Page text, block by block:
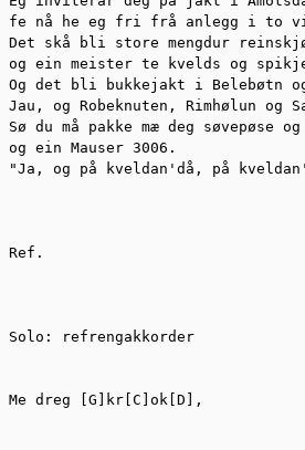
fe nå he eg fri frå anlegg i to
Det skå bli store mengdur
og ein meister te kvelds og
Og det bli bukkejakt i Belebøtn
Jau, og Robeknuten, Rimhølun og
Sø du må pakke mæ deg søvepøse
og ein Mauser 3006.
"Ja, og på kveldan'då, på
Ref.
Solo: refrengakkorder
Me dreg [G]kr[C]ok[D],